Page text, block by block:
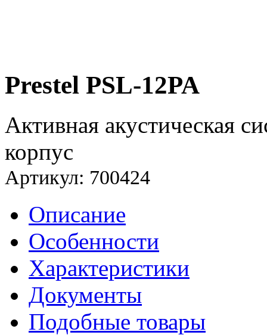
Prestel PSL-12PA
Активная акустическая
корпус
Артикул: 700424
Описание
Особенности
Характеристики
Документы
Подобные товары